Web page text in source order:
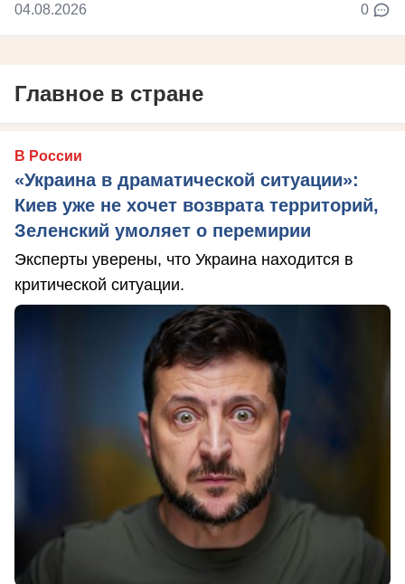
04.08.2026 0
Главное в стране
В России
«Украина в драматической ситуации»:
Киев уже не хочет возврата территорий,
Зеленский умоляет о перемирии
Эксперты уверены, что Украина находится в
критической ситуации.